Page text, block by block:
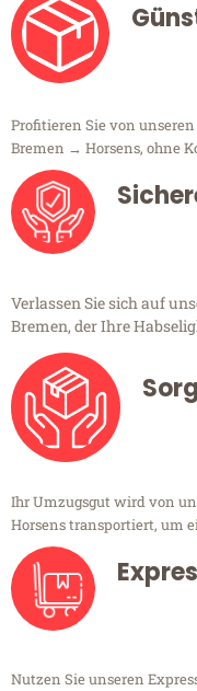
Profitieren Sie von unseren
Bremen → Horsens, ohne
Verlassen Sie sich auf
Bremen, der Ihre
Ihr Umzugsgut wird von
Horsens transportiert, um
Nutzen Sie unseren